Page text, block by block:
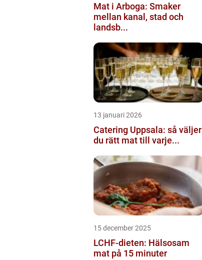
Mat i Arboga: Smaker
mellan kanal, stad och
landsb...
13 januari 2026
Catering Uppsala: så väljer
du rätt mat till varje...
15 december 2025
LCHF-dieten: Hälsosam
mat på 15 minuter